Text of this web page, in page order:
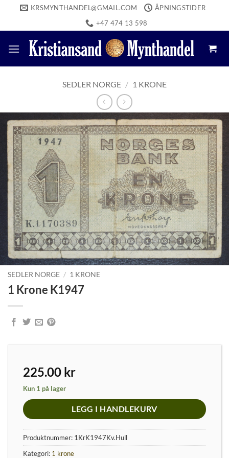
content
KRSMYNTHANDEL@GMAIL.COM
ÅPNINGSTIDER
+47 474 13 598
SEDLER NORGE / 1 KRONE
SEDLER NORGE / 1 KRONE
1 Krone K1947
225.00 kr
Kun 1 på lager
LEGG I HANDLEKURV
Produktnummer: 1KrK1947Kv.Hull
Kategori: 1 krone